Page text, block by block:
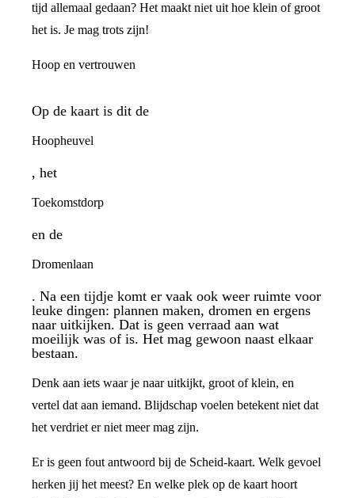
tijd allemaal gedaan? Het maakt niet uit hoe klein of groot
het is. Je mag trots zijn!
Hoop en vertrouwen
Op de kaart is dit de
Hoopheuvel
, het
Toekomstdorp
en de
Dromenlaan
. Na een tijdje komt er vaak ook weer ruimte voor
leuke dingen: plannen maken, dromen en ergens
naar uitkijken. Dat is geen verraad aan wat
moeilijk was of is. Het mag gewoon naast elkaar
bestaan.
Denk aan iets waar je naar uitkijkt, groot of klein, en
vertel dat aan iemand. Blijdschap voelen betekent niet dat
het verdriet er niet meer mag zijn.
Er is geen fout antwoord bij de Scheid-kaart. Welk gevoel
herken jij het meest? En welke plek op de kaart hoort